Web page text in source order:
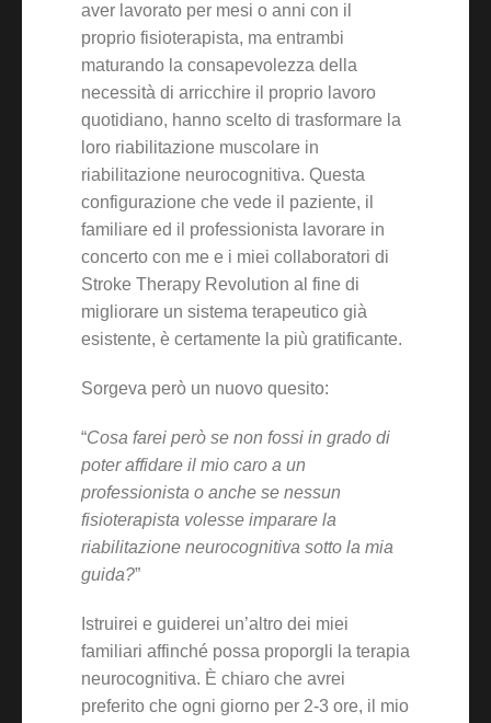
aver lavorato per mesi o anni con il
proprio fisioterapista, ma entrambi
maturando la consapevolezza della
necessità di arricchire il proprio lavoro
quotidiano, hanno scelto di trasformare la
loro riabilitazione muscolare in
riabilitazione neurocognitiva. Questa
configurazione che vede il paziente, il
familiare ed il professionista lavorare in
concerto con me e i miei collaboratori di
Stroke Therapy Revolution al fine di
migliorare un sistema terapeutico già
esistente, è certamente la più gratificante.
Sorgeva però un nuovo quesito:
“Cosa farei però se non fossi in grado di
poter affidare il mio caro a un
professionista o anche se nessun
fisioterapista volesse imparare la
riabilitazione neurocognitiva sotto la mia
guida?”
Istruirei e guiderei un’altro dei miei
familiari affinché possa proporgli la terapia
neurocognitiva. È chiaro che avrei
preferito che ogni giorno per 2-3 ore, il mio